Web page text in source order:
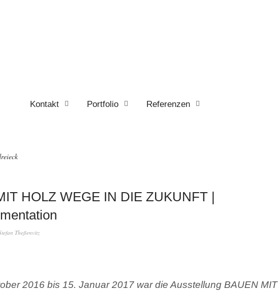
Kontakt Portfolio Referenzen
HOLZ WEGE IN DIE ZUKUNFT |
Theßenvitz
2016 bis 15. Januar 2017 war die Ausstellung BAUEN MIT